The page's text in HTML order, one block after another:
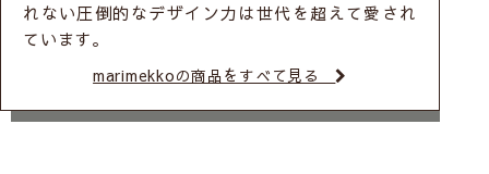
れない圧倒的なデザイン力は世代を超えて愛され
ています。
marimekkoの商品をすべて見る